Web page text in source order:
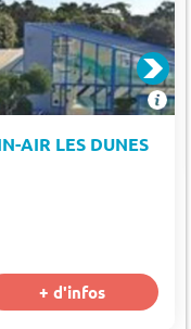
AIR LES DUNES
+ d'infos